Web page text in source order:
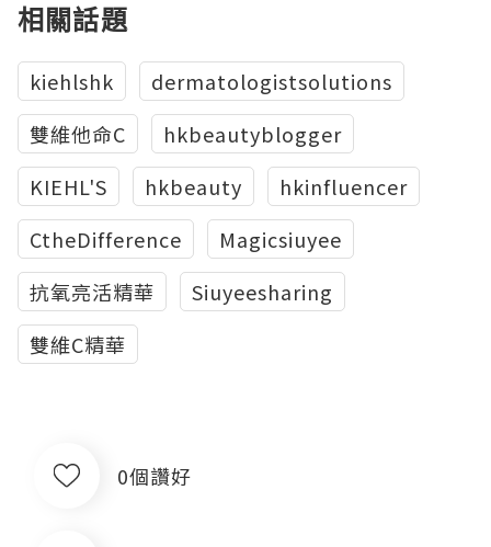
相關話題
kiehlshk
dermatologistsolutions
雙維他命C
hkbeautyblogger
KIEHL'S
hkbeauty
hkinfluencer
CtheDifference
Magicsiuyee
抗氧亮活精華
Siuyeesharing
雙維C精華
0個讚好